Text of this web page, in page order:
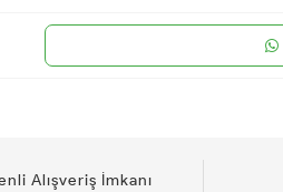
Alışveriş İmkanı